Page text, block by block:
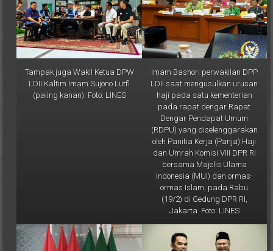
Tampak juga Wakil Ketua DPW
LDII Kaltim Imam Sujono Lutfi
(paling kanan). Foto: LINES
Imam Bashori perwakilan DPP
LDII saat mengusulkan urusan
haji pada satu kementerian
pada rapat dengar Rapat
Dengar Pendapat Umum
(RDPU) yang diselenggarakan
oleh Panitia Kerja (Panja) Haji
dan Umrah Komisi VIII DPR RI
bersama Majelis Ulama
Indonesia (MUI) dan ormas-
ormas Islam, pada Rabu
(19/2) di Gedung DPR RI,
Jakarta. Foto: LINES